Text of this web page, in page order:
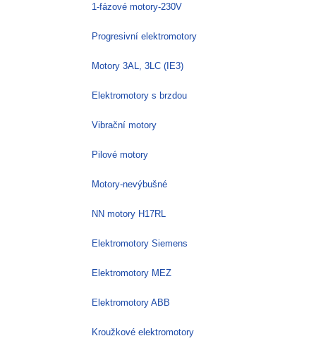
1-fázové motory-230V
Progresivní elektromotory
Motory 3AL, 3LC (IE3)
Elektromotory s brzdou
Vibrační motory
Pilové motory
Motory-nevýbušné
NN motory H17RL
Elektromotory Siemens
Elektromotory MEZ
Elektromotory ABB
Kroužkové elektromotory